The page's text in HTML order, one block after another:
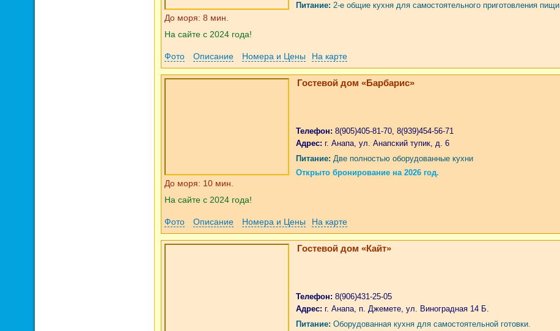
До моря: 8 мин.
На сайте с 2024 года!
Питание: 2-е общие кухня для самостоятельного приготовления пищи
Фото Описание Номера и Цены На карте
До моря: 10 мин.
На сайте с 2024 года!
Гостевой дом «Барбарис»
Телефон: 8(905)405-81-70, 8(939)454-56-71
Адрес: г. Анапа, ул. Анапский тупик, д. 6
Питание: Две полностью оборудованные кухни
Открыто бронирование на 2026 год.
Фото Описание Номера и Цены На карте
Гостевой дом «Кайт»
Телефон: 8(906)431-25-05
Адрес: г. Анапа, п. Джемете, ул. Виноградная 14 Б.
Питание: Оборудованная кухня для самостоятельной готовки.